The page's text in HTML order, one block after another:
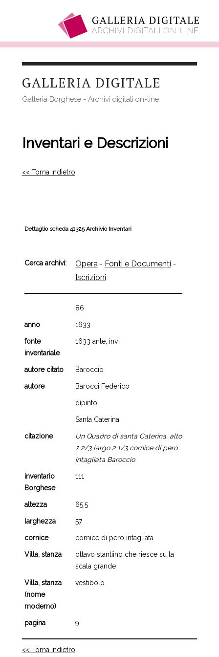
contenutoGALLERIA DIGITALE
Galleria Borghese - Archivi digitali on-line
Inventari e Descrizioni
<< Torna indietro
Dettaglio scheda 41325 Archivio Inventari
Cerca archivi: Opera - Fonti e Documenti -
Iscrizioni
86
anno 1633
fonte
inventariale
1633 ante, inv.
autore citato Baroccio
autore Barocci Federico
dipinto
Santa Caterina
citazione
Un Quadro di santa Caterina, alto
2 2/3 largo 2 1/3 cornice di pero
intagliata Baroccio
inventario
Borghese
111
altezza 65,5
larghezza 57
cornice cornice di pero intagliata
Villa, stanza
ottavo stantiino che riesce su la
scala grande
Villa, stanza
(nome
moderno)
vestibolo
pagina 9
<< Torna indietro